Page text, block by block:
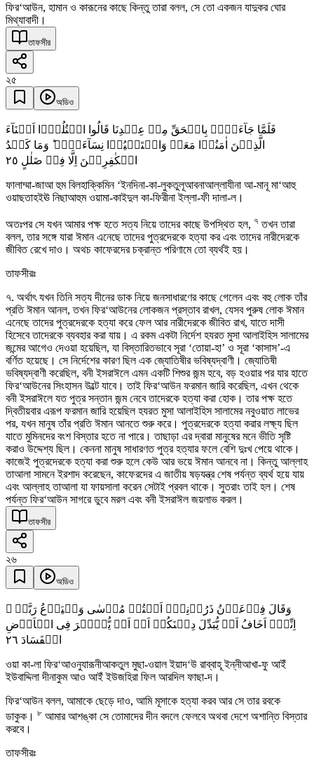
ফির‘আউন, হামান ও কারূনের কাছে কিন্তু তারা বলল, সে তো একজন যাদুকর ঘোর
মিথ্যাবাদী।
তাফসীর
২৫
অডিও
فَلَمَّا جَآءَہُمۡ بِالۡحَقِّ مِنۡ عِنۡدِنَا قَالُوا اقۡتُلُوۡۤا اَبۡنَآءَ
الَّذِیۡنَ اٰمَنُوۡا مَعَہٗ وَاسۡتَحۡیُوۡا نِسَآءَہُمۡ ؕ وَمَا کَیۡدُ
الۡکٰفِرِیۡنَ اِلَّا فِیۡ ضَلٰلٍ ٢٥
ফালাম্মা-জাআ হুম বিলহাক্কিমিন ‘ইনদিনা-কা-লুকতুলূআবনাআল্লাযীনা আ-মানূ মা‘আহু
ওয়াছতাহইঊ নিছাআহুম ওয়ামা-কাইদুল কা-ফিরীনা ইল্লা-ফী দালা-ল।
অতঃপর সে যখন আমার পক্ষ হতে সত্য নিয়ে তাদের কাছে উপস্থিত হল, ৭ তখন তারা
বলল, তার সঙ্গে যারা ঈমান এনেছে তাদের পুত্রদেরকে হত্যা কর এবং তাদের নারীদেরকে
জীবিত রেখে দাও। অথচ কাফেরদের চক্রান্ত পরিণামে তো ব্যর্থই হয়।
তাফসীরঃ
৭. অর্থাৎ যখন তিনি সত্য দীনের ডাক নিয়ে জনসাধারণের কাছে গেলেন এবং বহু লোক তাঁর
প্রতি ঈমান আনল, তখন ফির‘আউনের লোকজন প্রস্তাব রাখল, যেসব পুরুষ লোক ঈমান
এনেছে তাদের পুত্রদেরকে হত্যা করে ফেল আর নারীদেরকে জীবিত রাখ, যাতে দাসী
হিসেবে তাদেরকে ব্যবহার করা যায়। এ রকম একটা নির্দেশ হযরত মুসা আলাইহিস সালামের
জন্মের আগেও দেওয়া হয়েছিল, যা বিস্তারিতভাবে সূরা ‘তোয়া-হা’ ও সূরা ‘কাসাস’-এ
বর্ণিত হয়েছে। সে নির্দেশের কারণ ছিল এক জ্যোতিষীর ভবিষ্যদ্বাণী। জ্যোতিষী
ভবিষ্যদ্বাণী করেছিল, বনী ইসরাঈলে এমন একটি শিশুর জন্ম হবে, বড় হওয়ার পর যার হাতে
ফির‘আউনের সিংহাসন উল্টে যাবে। তাই ফির‘আউন ফরমান জারি করেছিল, এখন থেকে
বনী ইসরাঈলে যত পুত্র সন্তান জন্ম নেবে তাদেরকে হত্যা করা হোক। তার পক্ষ হতে
দ্বিতীয়বার এরূপ ফরমান জারি হয়েছিল হযরত মুসা আলাইহিস সালামের নবুওয়াত লাভের
পর, যখন মানুষ তাঁর প্রতি ঈমান আনতে শুরু করে। পুত্রদেরকে হত্যা করার লক্ষ্য ছিল
যাতে মুমিনদের বংশ বিস্তার হতে না পারে। তাছাড়া এর দ্বারা মানুষের মনে ভীতি সৃষ্টি
করাও উদ্দেশ্য ছিল। কেননা মানুষ সাধারণত পুত্র হত্যার ফলে বেশি দুঃখ পেয়ে থাকে।
কাজেই পুত্রদেরকে হত্যা করা শুরু হলে কেউ আর ভয়ে ঈমান আনবে না। কিন্তু আল্লাহ
তাআলা সামনে ইরশাদ করেছেন, কাফেরদের এ জাতীয় ষড়যন্ত্র শেষ পর্যন্ত ব্যর্থ হয়ে যায়
এবং আল্লাহ তাআলা যা ফায়সালা করেন সেটাই প্রবল থাকে। সুতরাং তাই হল। শেষ
পর্যন্ত ফির‘আউন সাগরে ডুবে মরল এবং বনী ইসরাঈল জয়লাভ করল।
তাফসীর
২৬
অডিও
وَقَالَ فِرۡعَوۡنُ ذَرُوۡنِیۡۤ اَقۡتُلۡ مُوۡسٰی وَلۡیَدۡعُ رَبَّہٗ ۚ
اِنِّیۡۤ اَخَافُ اَنۡ یُّبَدِّلَ دِیۡنَکُمۡ اَوۡ اَنۡ یُّظۡہِرَ فِی الۡاَرۡضِ
الۡفَسَادَ ٢٦
ওয়া কা-লা ফির‘আওনুযারূনীআকতুল মুছা-ওয়াল ইয়াদ‘উ রাব্বাহূ ইন্নীআখা-ফু আইঁ
ইউবাদ্দিলা দীনাকুম আও আইঁ ইউজহিরা ফিল আরদিল ফাছা-দ।
ফির‘আউন বলল, আমাকে ছেড়ে দাও, আমি মূসাকে হত্যা করব আর সে তার রবকে
ডাকুক। ৮ আমার আশঙ্কা সে তোমাদের দীন বদলে ফেলবে অথবা দেশে অশান্তি বিস্তার
করবে।
তাফসীরঃ